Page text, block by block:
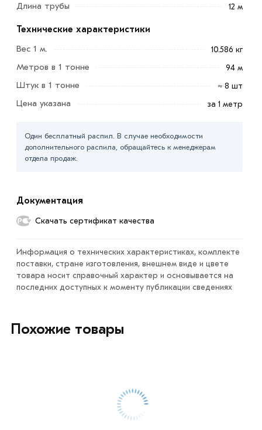
Превосходная несущая способность и стабильность.
Долговечность и устойчивость к износу.
Универсальность применения в различных
Для приобретения данной позиции, кликните мышкой
«Добавить в корзину»
Условия доставки и цены на товар Труба профильная
Москве и области. Наши профессиональные
менеджеры обработают заказ и свяжутся с Вами для
согласования условий доставки или самовывоза.
соответствует всем стандартам качества. Возврат
Длина трубы 12 м
Технические характеристики
Вес 1 м.
10.586 кг
Метров в 1 тонне 94 м
Штук в 1 тонне ≈ 8 шт
Цена указана за 1 метр
Один бесплатный распил. В случае необходимости
дополнительного распила, обращайтесь к менеджерам
отдела продаж.
Документация
Скачать сертификат качества
Информация о технических характеристиках, комплекте
поставки, стране изготовления, внешнем виде и цвете
товара носит справочный характер и основывается на
последних доступных к моменту публикации сведениях
Похожие товары